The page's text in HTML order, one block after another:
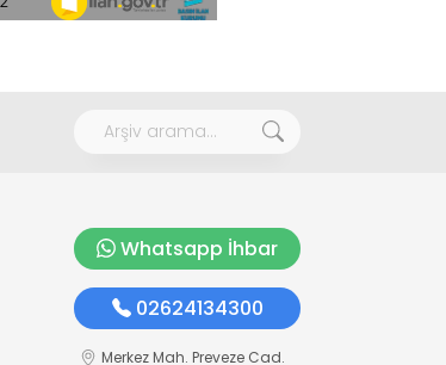
Whatsapp İhbar
02624134300
Merkez Mah. Preveze Cad.